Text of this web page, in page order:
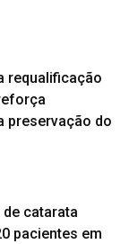
requalificação
preservação do
catarata
pacientes em